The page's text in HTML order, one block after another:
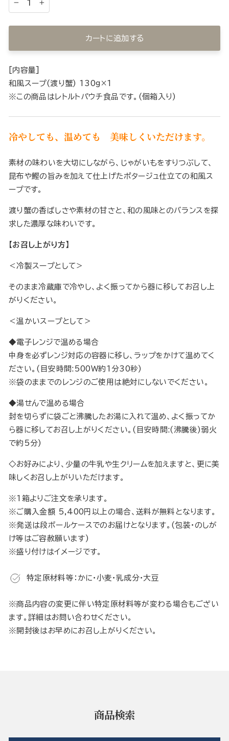
カートに追加する
[内容量]
和風スープ(渡り蟹) 130g×1
※この商品はレトルトパウチ食品です。(個箱入り)
冷やしても、温めても 美味しくいただけます。
素材の味わいを大切にしながら、じゃがいもをすりつぶして、
昆布や鰹の旨みを加えて仕上げたポタージュ仕立ての和風ス
ープです。
渡り蟹の香ばしさや素材の甘さと、和の風味とのバランスを探
求した濃厚な味わいです。
【お召し上がり方】
＜冷製スープとして＞
そのまま冷蔵庫で冷やし、よく振ってから器に移してお召し上
がりください。
＜温かいスープとして＞
◆電子レンジで温める場合
中身を必ずレンジ対応の容器に移し、ラップをかけて温めてく
ださい。(目安時間:500W約1分30秒)
※袋のままでのレンジのご使用は絶対にしないでください。
◆湯せんで温める場合
封を切らずに袋ごと沸騰したお湯に入れて温め、よく振ってか
ら器に移してお召し上がりください。(目安時間:(沸騰後)弱火
で約5分)
◇お好みにより、少量の牛乳や生クリームを加えますと、更に美
味しくお召し上がりいただけます。
※1箱よりご注文を承ります。
※ご購入金額 5,400円以上の場合、送料が無料となります。
※発送は段ボールケースでのお届けとなります。(包装・のしが
け等はご容赦願います)
※盛り付けはイメージです。
特定原材料等：かに・小麦・乳成分・大豆
※商品内容の変更に伴い特定原材料等が変わる場合もござい
ます。詳細はお問い合わせください。
※開封後はお早めにお召し上がりください。
商品検索